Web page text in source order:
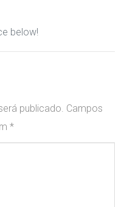
below!
publicado. Campos
*